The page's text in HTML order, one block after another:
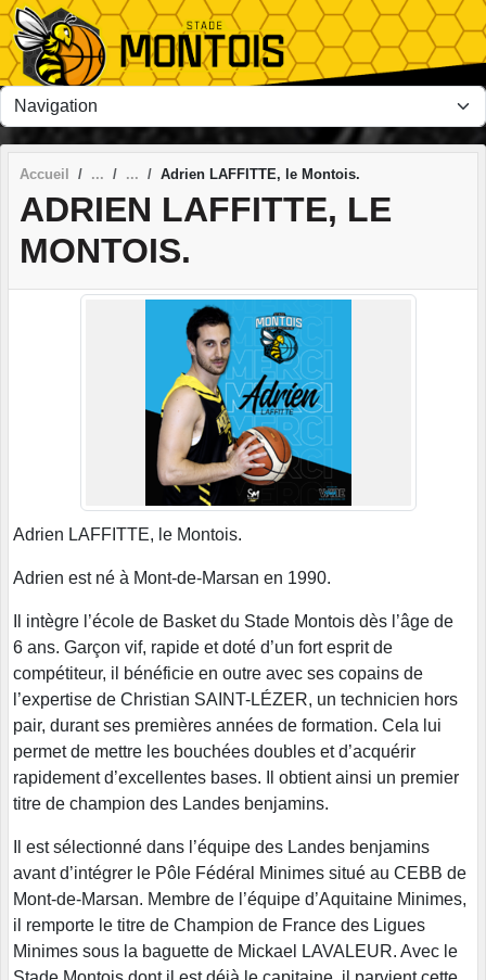
Accueil Adrien LAFFITTE, le Montois.
ADRIEN LAFFITTE, LE
MONTOIS.
Adrien LAFFITTE, le Montois.
Adrien est né à Mont-de-Marsan en 1990.
Il intègre l’école de Basket du Stade Montois dès l’âge de
6 ans. Garçon vif, rapide et doté d’un fort esprit de
compétiteur, il bénéficie en outre avec ses copains de
l’expertise de Christian SAINT-LÉZER, un technicien hors
pair, durant ses premières années de formation. Cela lui
permet de mettre les bouchées doubles et d’acquérir
rapidement d’excellentes bases. Il obtient ainsi un premier
titre de champion des Landes benjamins.
Il est sélectionné dans l’équipe des Landes benjamins
avant d’intégrer le Pôle Fédéral Minimes situé au CEBB de
Mont-de-Marsan. Membre de l’équipe d’Aquitaine Minimes,
il remporte le titre de Champion de France des Ligues
Minimes sous la baguette de Mickael LAVALEUR. Avec le
Panneau de gestion des cookies